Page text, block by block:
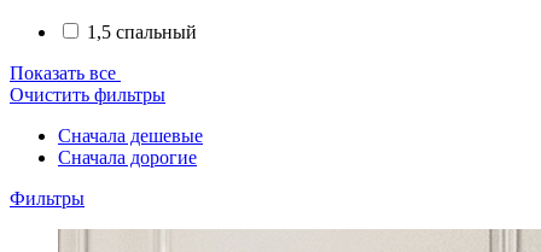
1,5 спальный
Показать все
Очистить фильтры
Сначала дешевые
Сначала дорогие
Фильтры